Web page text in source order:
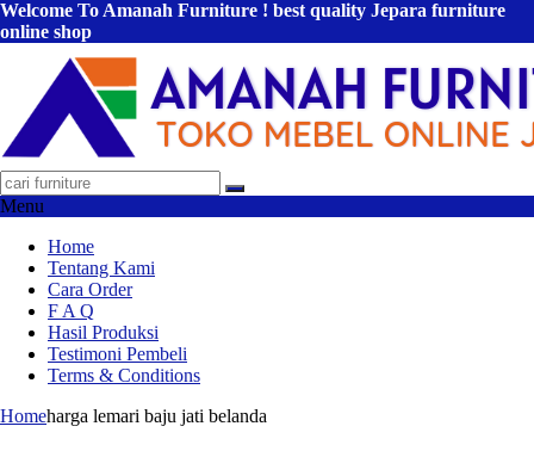
Welcome To Amanah Furniture ! best quality Jepara furniture
online shop
Menu
Home
Tentang Kami
Cara Order
F A Q
Hasil Produksi
Testimoni Pembeli
Terms & Conditions
Homeharga lemari baju jati belanda